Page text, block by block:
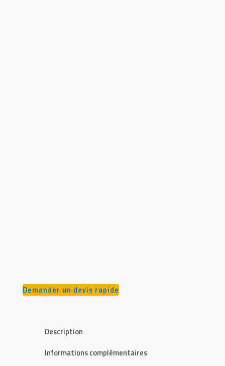
Demander un devis rapide
Description
Informations complémentaires